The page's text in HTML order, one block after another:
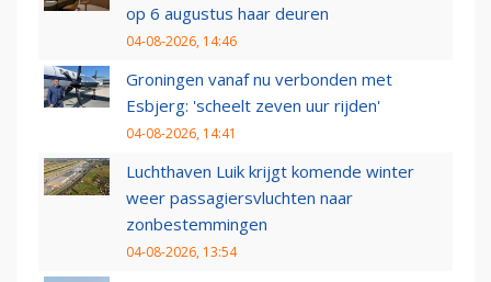
op 6 augustus haar deuren
04-08-2026, 14:46
Groningen vanaf nu verbonden met
Esbjerg: 'scheelt zeven uur rijden'
04-08-2026, 14:41
Luchthaven Luik krijgt komende winter
weer passagiersvluchten naar
zonbestemmingen
04-08-2026, 13:54